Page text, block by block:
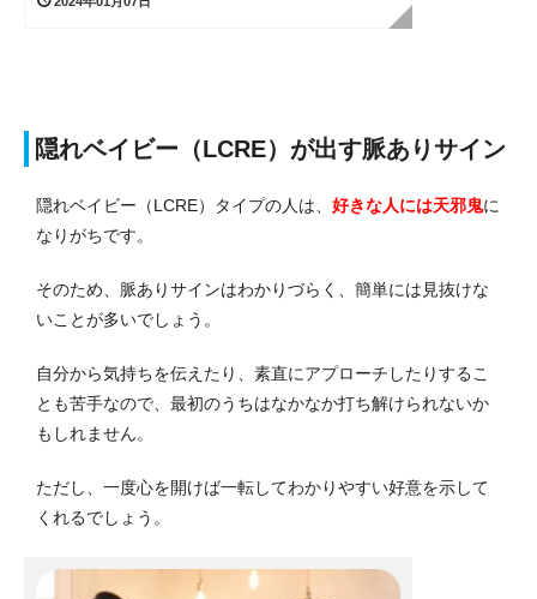
隠れベイビー（LCRE）が出す脈ありサイン
隠れベイビー（LCRE）タイプの人は、 好きな人には天邪鬼に
なりがちです。
そのため、脈ありサインはわかりづらく、簡単には見抜けな
いことが多いでしょう。
自分から気持ちを伝えたり、素直にアプローチしたりするこ
とも苦手なので、最初のうちはなかなか打ち解けられないか
もしれません。
ただし、一度心を開けば一転してわかりやすい好意を示して
くれるでしょう。